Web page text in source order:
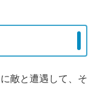
敵と遭遇して、そ